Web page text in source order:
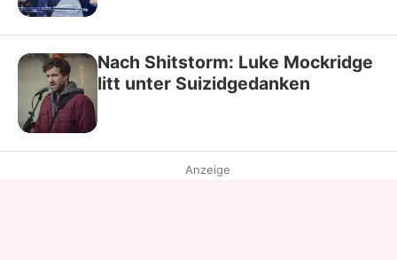
Nach Shitstorm: Luke Mockridge
litt unter Suizidgedanken
Anzeige